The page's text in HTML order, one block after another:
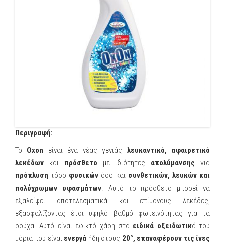
Περιγραφή:
To Oxon είναι ένα νέας γενιάς λευκαντικό, αφαιρετικό
λεκέδων και πρόσθετο με ιδιότητες απολύμανσης για
πρόπλυση τόσο φυσικών όσο καισυνθετικών, λευκών και
πολύχρωμων υφασμάτων. Αυτό το πρόσθετο μπορεί να
εξαλείψει αποτελεσματικά και επίμονους λεκέδες,
εξασφαλίζοντας έτσι υψηλό βαθμό φωτεινότητας για τα
ρούχα. Αυτό είναι εφικτό χάρη στα ειδικά οξειδωτικά του
μόρια που είναι ενεργά ήδη στους 20°, επαναφέρουν τις ίνες